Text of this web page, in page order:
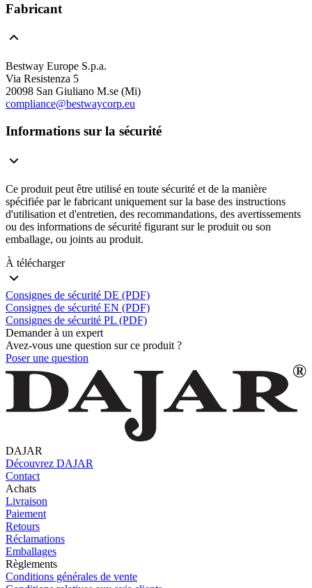
Fabricant
Bestway Europe S.p.a.
Via Resistenza 5
20098 San Giuliano M.se (Mi)
compliance@bestwaycorp.eu
Informations sur la sécurité
Ce produit peut être utilisé en toute sécurité et de la manière
spécifiée par le fabricant uniquement sur la base des instructions
d'utilisation et d'entretien, des recommandations, des avertissements
ou des informations de sécurité figurant sur le produit ou son
emballage, ou joints au produit.
À télécharger
Consignes de sécurité DE (PDF)
Consignes de sécurité EN (PDF)
Consignes de sécurité PL (PDF)
Demander à un expert
Avez-vous une question sur ce produit ?
Poser une question
DAJAR
Découvrez DAJAR
Contact
Achats
Livraison
Paiement
Retours
Réclamations
Emballages
Règlements
Conditions générales de vente